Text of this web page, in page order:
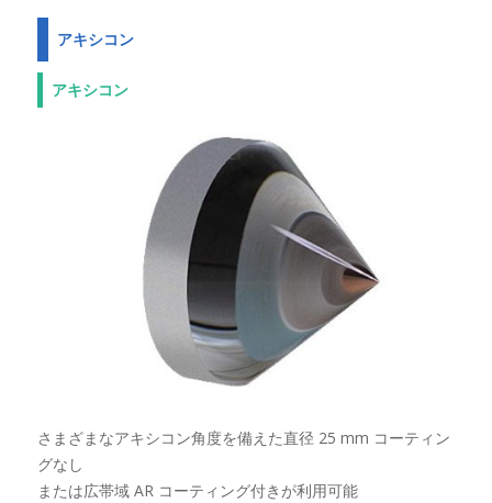
アキシコン
アキシコン
さまざまなアキシコン角度を備えた直径 25 mm コーティン
グなし
または広帯域 AR コーティング付きが利用可能